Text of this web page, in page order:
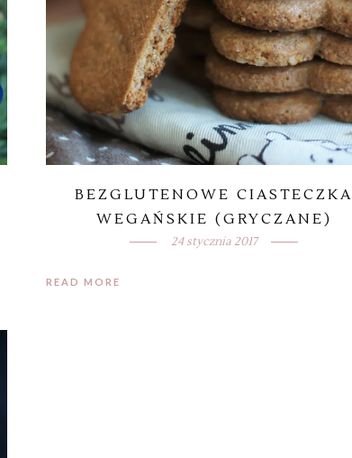
BEZGLUTENOWE CIASTECZKA
WEGAŃSKIE (GRYCZANE)
24 stycznia 2017
READ MORE